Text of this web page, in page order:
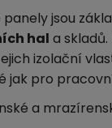
panely jsou
hal a skladů.
izolační
jak pro
a